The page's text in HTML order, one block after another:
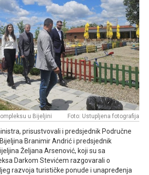
u Bijeljini Foto: Ustupljena fotografija
prisustvovali i predsjednik Područne
Branimir Andrić i predsjednik
Željana Arsenović, koji su sa
Darkom Stevićem razgovarali o
razvoja turističke ponude i unapređenja